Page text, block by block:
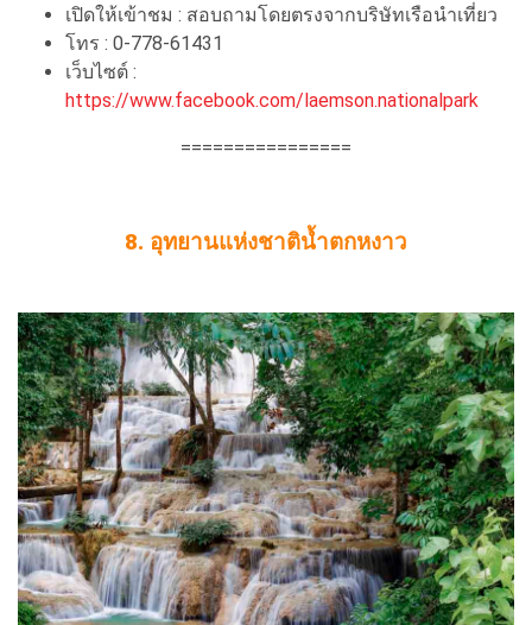
เปิดให้เข้าชม : สอบถามโดยตรงจากบริษัทเรือนำเที่ยว
โทร : 0-778-61431
เว็บไซต์ :
https://www.facebook.com/laemson.nationalpark
================
8. อุทยานแห่งชาติน้ำตกหงาว